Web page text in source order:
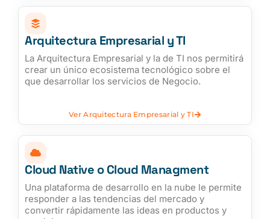
Arquitectura Empresarial y TI
La Arquitectura Empresarial y la de TI nos permitirá
crear un único ecosistema tecnológico sobre el
que desarrollar los servicios de Negocio.
Ver Arquitectura Empresarial y TI
Cloud Native o Cloud Managment
Una plataforma de desarrollo en la nube le permite
responder a las tendencias del mercado y
convertir rápidamente las ideas en productos y